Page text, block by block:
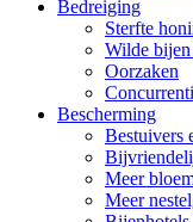
Bedreiging
Sterfte
Wilde
Oorzaken
Bescherming
Bestuivers
Meer
Meer